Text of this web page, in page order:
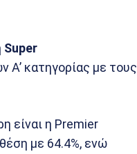
Super
κατηγορίας με τους
είναι η Premier
με 64.4%, ενώ